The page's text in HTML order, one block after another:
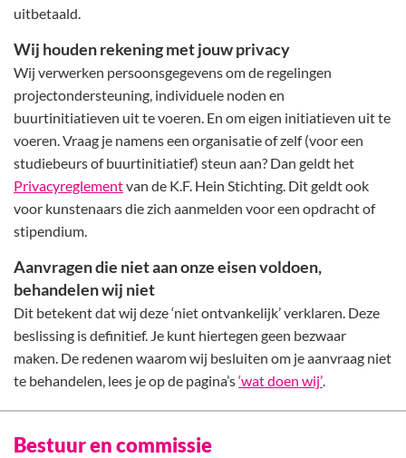
uitbetaald.
Wij houden rekening met jouw privacy
Wij verwerken persoonsgegevens om de regelingen
projectondersteuning, individuele noden en
buurtinitiatieven uit te voeren. En om eigen initiatieven uit te
voeren. Vraag je namens een organisatie of zelf (voor een
studiebeurs of buurtinitiatief) steun aan? Dan geldt het
Privacyreglementvan de K.F. Hein Stichting. Dit geldt ook
voor kunstenaars die zich aanmelden voor een opdracht of
stipendium.
Aanvragen die niet aan onze eisen voldoen,
behandelen wij niet
Dit betekent dat wij deze ‘niet ontvankelijk’ verklaren. Deze
beslissing is definitief. Je kunt hiertegen geen bezwaar
maken. De redenen waarom wij besluiten om je aanvraag niet
te behandelen, lees je op de pagina’s‘wat doen wij’
Bestuur en commissie